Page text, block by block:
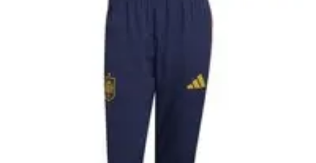
Consejos de Aprendizaje
Cursos Intensivos
Cursos en Español